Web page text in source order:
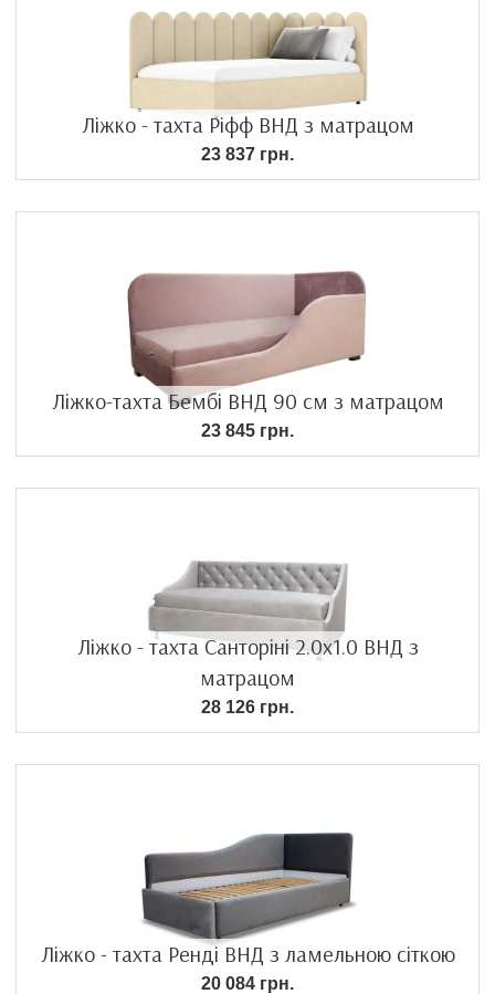
Ліжко - тахта Ріфф ВНД з матрацом
23 837 грн.
Ліжко-тахта Бембі ВНД 90 см з матрацом
23 845 грн.
Ліжко - тахта Санторіні 2.0х1.0 ВНД з
матрацом
28 126 грн.
Ліжко - тахта Ренді ВНД з ламельною сіткою
20 084 грн.